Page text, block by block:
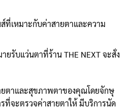
ที่เหมาะกับค่าสายตาและความ
ยรับแว่นตาที่ร้าน THE NEXT จะสั่ง
ยตาและสุขภาพตาของคุณโดยจักษุ
จะตรวจค่าสายตาให้ มีบริการนัด